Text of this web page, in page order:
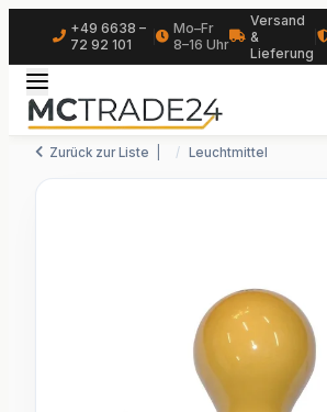
+49 6638 –
72 92 101
Mo–Fr
8–16 Uhr
Versand
&
Lieferung
Zurück zur Liste Leuchtmittel